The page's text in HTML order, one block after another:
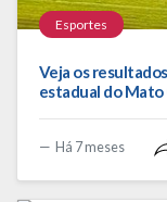
Esportes
Veja os
estadual do Mato
Há 7 meses